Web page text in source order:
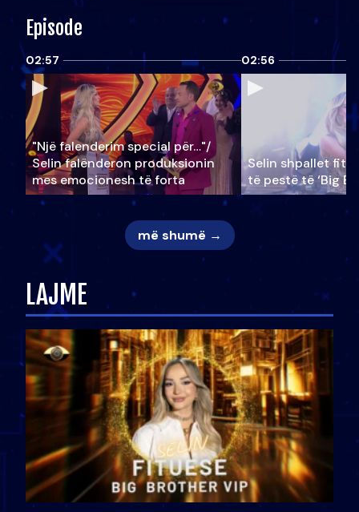
Episode
02:57
"Një falenderim special për…"/
Selin falënderon produksionin
mes emocionesh të forta
02:56
Selin shpallet
të pestë të ‘Big
më shumë →
LAJME